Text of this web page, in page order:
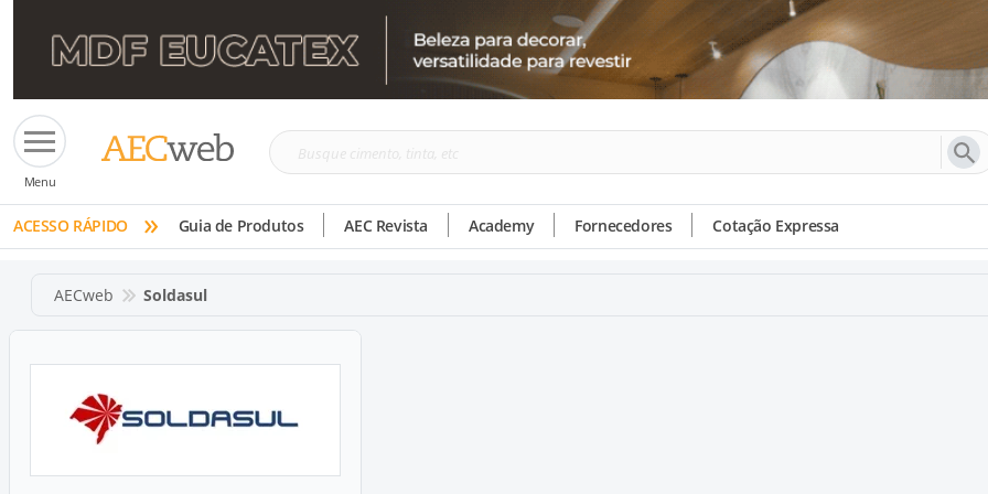
Menu
Busque
tinta,
etc
ACESSO RÁPIDO » Guia de Produtos AEC Revista Academy Fornecedores Cotação Expressa
AECweb Soldasul